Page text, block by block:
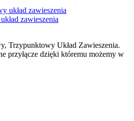
zawieszenia
Trzypunktowy Układ Zawieszenia.
przyłącze dzięki któremu możemy w